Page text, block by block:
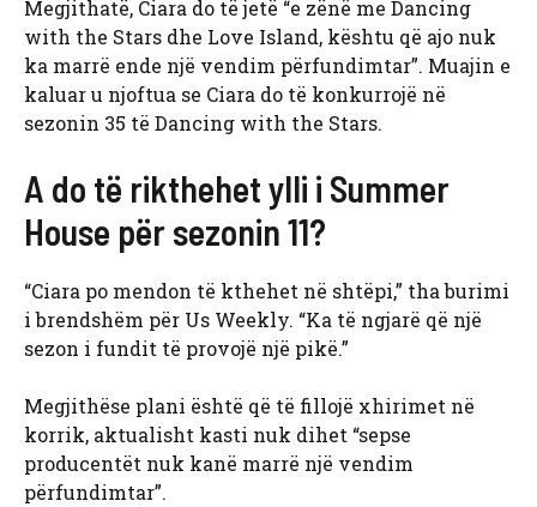
Megjithatë, Ciara do të jetë “e zënë me Dancing
with the Stars dhe Love Island, kështu që ajo nuk
ka marrë ende një vendim përfundimtar”. Muajin e
kaluar u njoftua se Ciara do të konkurrojë në
sezonin 35 të Dancing with the Stars.
A do të rikthehet ylli i Summer
House për sezonin 11?
“Ciara po mendon të kthehet në shtëpi,” tha burimi
i brendshëm për Us Weekly. “Ka të ngjarë që një
sezon i fundit të provojë një pikë.”
Megjithëse plani është që të fillojë xhirimet në
korrik, aktualisht kasti nuk dihet “sepse
producentët nuk kanë marrë një vendim
përfundimtar”.